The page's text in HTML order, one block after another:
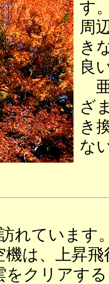
す
周
き
良
亜
ざ
き
な
れています
機は、上昇
をクリアす